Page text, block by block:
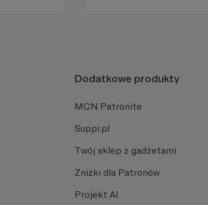
Dodatkowe produkty
MCN Patronite
Suppi.pl
Twój sklep z gadżetami
Zniżki dla Patronów
Projekt AI